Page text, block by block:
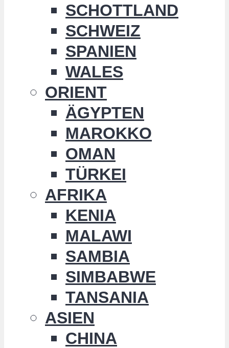
SCHOTTLAND
SCHWEIZ
SPANIEN
WALES
ORIENT
ÄGYPTEN
MAROKKO
OMAN
TÜRKEI
AFRIKA
KENIA
MALAWI
SAMBIA
SIMBABWE
TANSANIA
ASIEN
CHINA